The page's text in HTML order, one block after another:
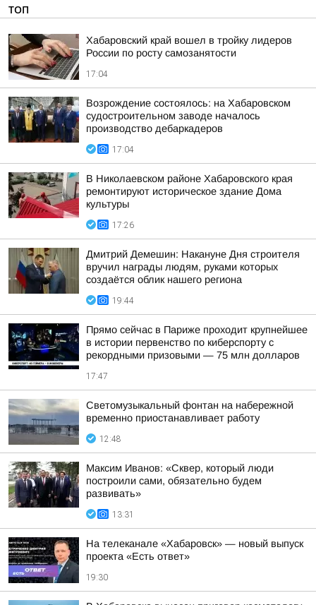
ТОП
Хабаровский край вошел в тройку лидеров
России по росту самозанятости
17:04
Возрождение состоялось: на Хабаровском
судостроительном заводе началось
производство дебаркадеров
17:04
В Николаевском районе Хабаровского края
ремонтируют историческое здание Дома
культуры
17:26
Дмитрий Демешин: Накануне Дня строителя
вручил награды людям, руками которых
создаётся облик нашего региона
19:44
Прямо сейчас в Париже проходит крупнейшее
в истории первенство по киберспорту с
рекордными призовыми — 75 млн долларов
17:47
Светомузыкальный фонтан на набережной
временно приостанавливает работу
12:48
Максим Иванов: «Сквер, который люди
построили сами, обязательно будем
развивать»
13:31
На телеканале «Хабаровск» — новый выпуск
проекта «Есть ответ»
19:30